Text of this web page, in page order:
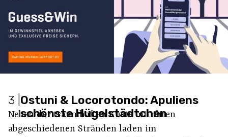
3 Ostuni & Locorotondo: Apuliens
schönste Hügelstädtchen
Neben der traumhaften Küste mit ihren
abgeschiedenen Stränden laden im